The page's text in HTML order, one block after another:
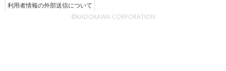
利用者情報の外部送信について
©KADOKAWA CORPORATION